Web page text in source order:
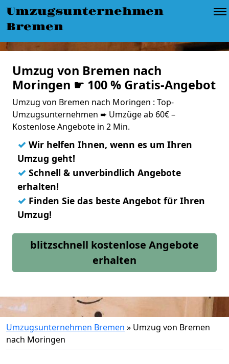
Umzugsunternehmen
Bremen
Umzug von Bremen nach
Moringen ☛ 100 % Gratis-Angebot
Umzug von Bremen nach Moringen : Top-
Umzugsunternehmen ➨ Umzüge ab 60€ –
Kostenlose Angebote in 2 Min.
✓ Wir helfen Ihnen, wenn es um Ihren
Umzug geht!
✓ Schnell & unverbindlich Angebote
erhalten!
✓ Finden Sie das beste Angebot für Ihren
Umzug!
blitzschnell kostenlose Angebote
erhalten
Umzugsunternehmen Bremen » Umzug von Bremen
nach Moringen